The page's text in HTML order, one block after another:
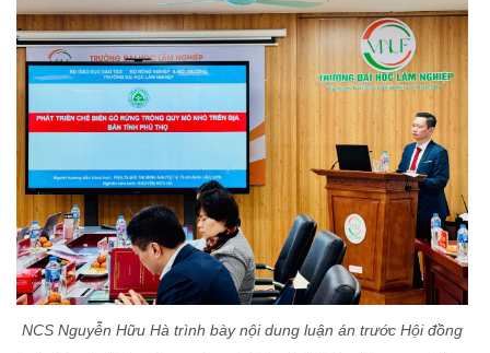
NCS Nguyễn Hữu Hà trình bày nội dung luận án trước Hội đồng